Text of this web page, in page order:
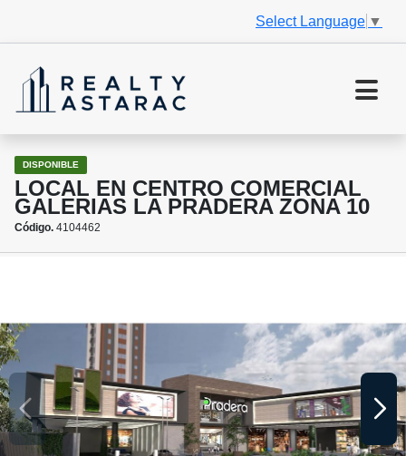
Select Language ▼
DISPONIBLE
LOCAL EN CENTRO COMERCIAL
GALERIAS LA PRADERA ZONA 10
Código. 4104462